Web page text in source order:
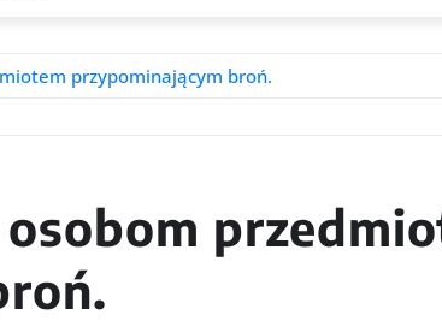
przypominającym broń.